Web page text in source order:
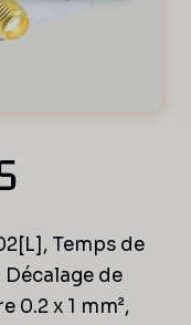
Temps de
de
0.2 x 1 mm²,